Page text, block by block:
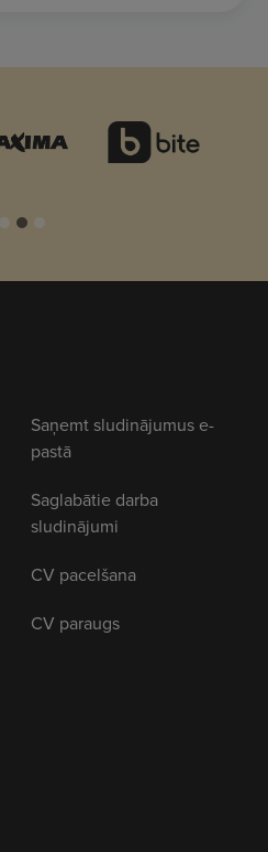
Saņemt sludinājumus e-
pastā
Saglabātie darba
sludinājumi
CV pacelšana
CV paraugs